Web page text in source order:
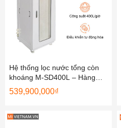
Hệ thống lọc nước tổng còn
khoáng M-SD400L – Hàng
Chính Hãng
539,900,000₫